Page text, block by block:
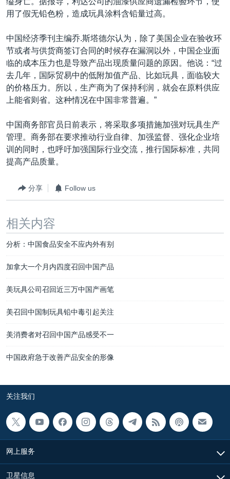
用了假无铅色粉，造成玩具涂料含铅量过高。
中国经济季刊主编乔.斯塔德尔认为，除了美国企业在验收环
节或者与供货商签订合同的时候存在漏洞以外，中国企业面
临的成本压力也是导致产品出现质量问题的原因。他说：“过
去几年，国际贸易中的低附加值产品、比如玩具，面临较大
的价格压力。所以，生产商为了保持利润，就会在原料供应
上能省则省。这种情况在中国非常普遍。”
中国商务部官员日前表示，将采取多项措施加强对玩具生产
管理。商务部在要求推动行业自律、加强监督、强化企业培
训的同时，也呼吁加强国际行业交流，推行国际标准，共同
提高产品质量。
分享 Follow us
相关内容
分析：中国食品安全不应内外有别
加拿大一个月内四度召回中国产品
美玩具公司召回近三万中国产画笔
美召回中国制玩具铅中毒引起关注
美消费者对召回中国产品感受不一
中国政府急于改善产品安全的形像
关注我们
网上服务
卫星信息